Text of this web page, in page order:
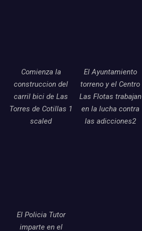
Comienza la
construccion del
carril bici de Las
Torres de Cotillas 1
scaled
El Ayuntamiento
torreno y el Centro
Las Flotas trabajan
en la lucha contra
las adicciones2
El Policia Tutor
imparte en el